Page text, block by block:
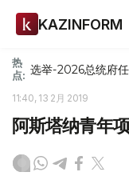
KAZINFORM
热
点: 选举-2026总统府
11:40, 13 2月 2019
阿斯塔纳青年